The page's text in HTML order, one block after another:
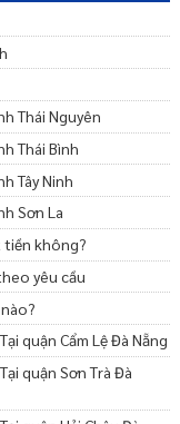
Thái Nguyên
Thái Bình
Tây Ninh
Sơn La
tiền không?
yêu cầu
quận Cẩm Lệ Đà Nẵng
quận Sơn Trà Đà